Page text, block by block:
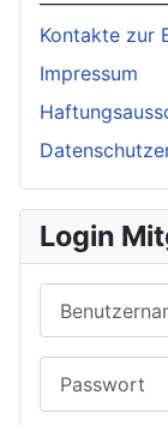
Kontakte zur
Impressum
Login